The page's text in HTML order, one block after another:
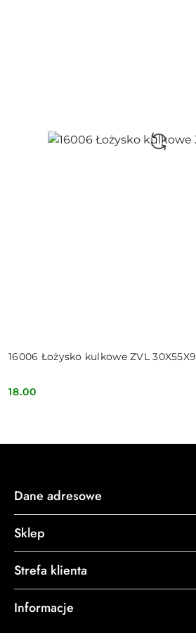
16006 Łożysko kulkowe ZVL 30X55X9
Cena:
18.00
Dane adresowe
Sklep
Strefa klienta
Informacje